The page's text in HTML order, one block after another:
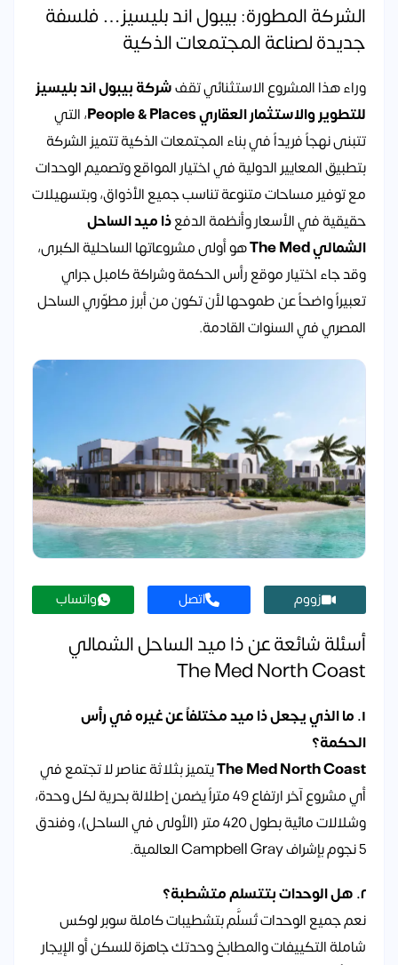
الشركة المطورة: بيبول اند بليسيز… فلسفة
جديدة لصناعة المجتمعات الذكية
وراء هذا المشروع الاستثنائي تقفشركة بيبول اند بليسيز
للتطوير والاستثمار العقاري People & Places
، التي
تتبنى نهجاً فريداً في بناء المجتمعات الذكية تتميز الشركة
بتطبيق المعايير الدولية في اختيار المواقع وتصميم الوحدات
مع توفير مساحات متنوعة تناسب جميع الأذواق، وبتسهيلات
حقيقية في الأسعار وأنظمة الدفعذا ميد الساحل
الشمالي The Med
هو أولى مشروعاتها الساحلية الكبرى،
وقد جاء اختيار موقع رأس الحكمة وشراكة كامبل جراي
تعبيراً واضحاً عن طموحها لأن تكون من أبرز مطوّري الساحل
المصري في السنوات القادمة.
زووم اتصل واتساب
أسئلة شائعة عن ذا ميد الساحل الشمالي
The Med North Coast
١. ما الذي يجعل ذا ميد مختلفاً عن غيره في رأس
الحكمة؟
The Med North Coastيتميز بثلاثة عناصر لا تجتمع في
أي مشروع آخر ارتفاع 49 متراً يضمن إطلالة بحرية لكل وحدة،
وشلالات مائية بطول 420 متر (الأولى في الساحل)، وفندق
5 نجوم بإشراف Campbell Gray العالمية.
٢. هل الوحدات بتتسلم متشطبة؟
نعم جميع الوحدات تُسلَّم بتشطيبات كاملة سوبر لوكس
شاملة التكييفات والمطابخ وحدتك جاهزة للسكن أو الإيجار